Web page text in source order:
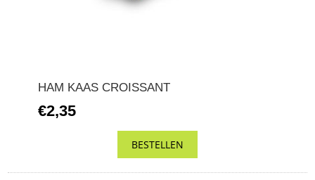
HAM KAAS CROISSANT
€2,35